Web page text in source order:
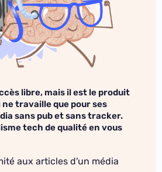
libre, mais il est le produit
travaille que pour ses
sans pub et sans tracker.
tech de qualité en vous
aux articles d'un média